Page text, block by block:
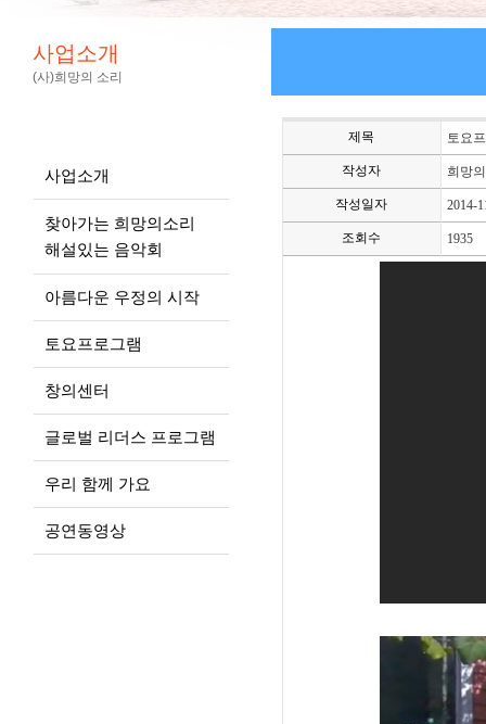
사업소개
(사)희망의 소리
사업소개
찾아가는 희망의소리
해설있는 음악회
아름다운 우정의 시작
토요프로그램
창의센터
글로벌 리더스 프로그램
우리 함께 가요
공연동영상
제목 토요
작성자 희망
작성일자 2014-
조회수 1935